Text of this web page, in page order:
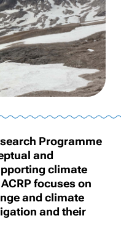
Programme
and
climate
focuses on
and climate
and their